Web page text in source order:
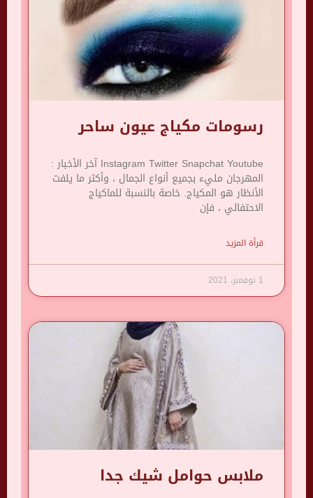
رسومات مكياج عيون ساحر
Instagram Twitter Snapchat Youtube آخر الأخبار :
المهرجان مليء بجميع أنواع الجمال ، وأكثر ما يلفت
الأنظار هو المكياج. خاصة بالنسبة للماكياج
الاحتفالي ، فإن
قرأة المزيد
1 نوفمبر، 2021
ملابس حوامل شيك جدا